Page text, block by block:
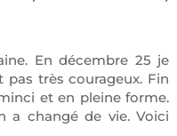
En décembre 25 je
pas très courageux. Fin
et en pleine forme.
a changé de vie. Voici